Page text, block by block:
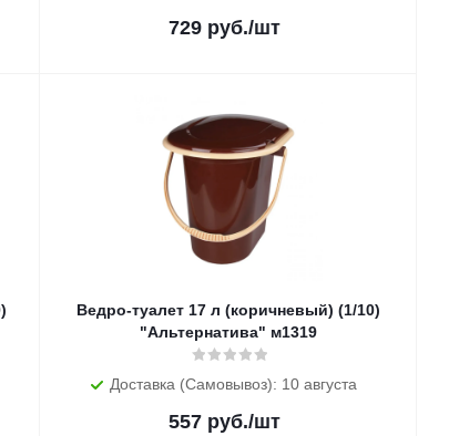
729 руб./шт
Ведро-туалет 17 л (коричневый) (1/10)
"Альтернатива" м1319
Доставка (Самовывоз): 10 августа
557 руб./шт